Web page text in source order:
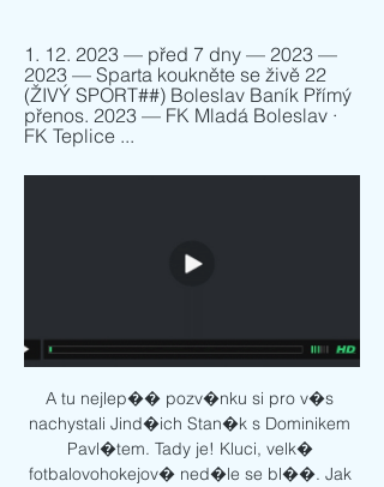
1. 12. 2023 — před 7 dny — 2023 —
2023 — Sparta koukněte se živě 22
(ŽIVÝ SPORT##) Boleslav Baník Přímý
přenos. 2023 — FK Mladá Boleslav ·
FK Teplice ...
A tu nejlep�� pozv�nku si pro v�s
nachystali Jind�ich Stan�k s Dominikem
Pavl�tem. Tady je! Kluci, velk�
fotbalovohokejov� ned�le se bl��. Jak